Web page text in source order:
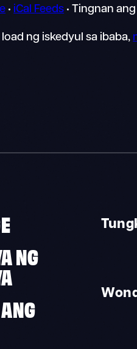
• iCal Feeds • Tingnan ang
ng iskedyul sa ibaba,
NG